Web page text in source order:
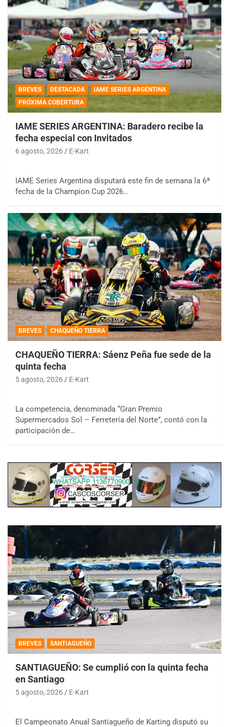
BREVES DESTACADA
IAME SERIES ARGENTINA
PRÓXIMA COBERTURA
IAME SERIES ARGENTINA: Baradero recibe la
fecha especial con Invitados
6 agosto, 2026 E-Kart
IAME Series Argentina disputará este fin de semana la 6ª
fecha de la Champion Cup 2026…
BREVES CHAQUEÑO TIERRA
CHAQUEÑO TIERRA: Sáenz Peña fue sede de la
quinta fecha
5 agosto, 2026 E-Kart
La competencia, denominada “Gran Premio
Supermercados Sol – Ferretería del Norte”, contó con la
participación de…
BREVES SANTIAGUEÑO
SANTIAGUEÑO: Se cumplió con la quinta fecha
en Santiago
5 agosto, 2026 E-Kart
El Campeonato Anual Santiagueño de Karting disputó su